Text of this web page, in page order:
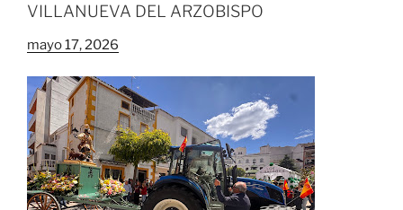
VILLANUEVA DEL ARZOBISPO
mayo 17, 2026